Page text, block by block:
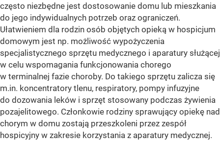
często niezbędne jest dostosowanie domu lub mieszkania
do jego indywidualnych potrzeb oraz ograniczeń.
Ułatwieniem dla rodzin osób objętych opieką w hospicjum
domowym jest np. możliwość wypożyczenia
specjalistycznego sprzętu medycznego i aparatury służącej
w celu wspomagania funkcjonowania chorego
w terminalnej fazie choroby. Do takiego sprzętu zalicza się
m.in. koncentratory tlenu, respiratory, pompy infuzyjne
do dozowania leków i sprzęt stosowany podczas żywienia
pozajelitowego. Członkowie rodziny sprawujący opiekę nad
chorym w domu zostają przeszkoleni przez zespół
hospicyjny w zakresie korzystania z aparatury medycznej.